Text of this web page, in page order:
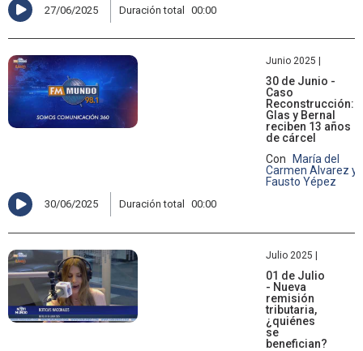
27/06/2025 Duración total 00:00
Junio 2025 |
30 de Junio -
Caso
Reconstrucción:
Glas y Bernal
reciben 13 años
de cárcel
Con
María del
Carmen Alvarez y
Fausto Yépez
30/06/2025 Duración total 00:00
Julio 2025 |
01 de Julio
- Nueva
remisión
tributaria,
¿quiénes
se
benefician?